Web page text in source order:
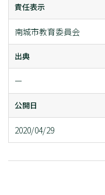
責任表示
南城市教育委員会
出典
ー
公開日
2020/04/29